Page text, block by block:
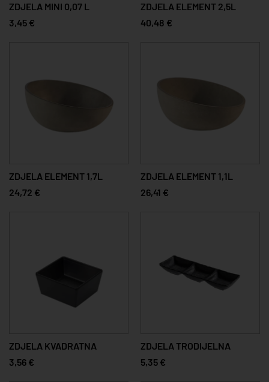
ZDJELA MINI 0,07 L
3,45 €
ZDJELA ELEMENT 2,5L
40,48 €
ZDJELA ELEMENT 1,7L
24,72 €
ZDJELA ELEMENT 1,1L
26,41 €
ZDJELA KVADRATNA
3,56 €
ZDJELA TRODIJELNA
5,35 €